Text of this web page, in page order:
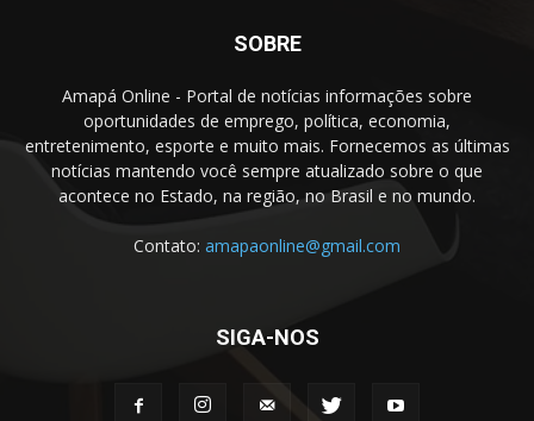
SOBRE
Amapá Online - Portal de notícias informações sobre
oportunidades de emprego, política, economia,
entretenimento, esporte e muito mais. Fornecemos as últimas
notícias mantendo você sempre atualizado sobre o que
acontece no Estado, na região, no Brasil e no mundo.
Contato: amapaonline@gmail.com
SIGA-NOS